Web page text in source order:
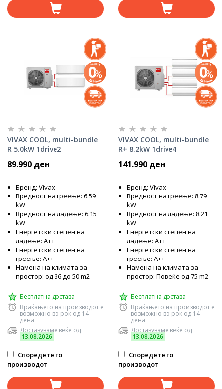
VIVAX COOL, multi-bundle
R 5.0kW 1drive2
89.990 ден
Бренд: Vivax
Вредност на греење: 6.59
kW
Вредност на ладење: 6.15
kW
Енергетски степен на
ладење: A+++
Енергетски степен на
греење: А++
Намена на климата за
простор: од 36 до 50 m2
Бесплатна достава
Враќањето на производот е
возможно во рок од 14
дена
Доставуваме веќе од
13.08.2026
Споредете го
производот
VIVAX COOL, multi-bundle
R+ 8.2kW 1drive4
141.990 ден
Бренд: Vivax
Вредност на греење: 8.79
kW
Вредност на ладење: 8.21
kW
Енергетски степен на
ладење: A+++
Енергетски степен на
греење: А++
Намена на климата за
простор: Повеќе од 75 m2
Бесплатна достава
Враќањето на производот е
возможно во рок од 14
дена
Доставуваме веќе од
13.08.2026
Споредете го
производот